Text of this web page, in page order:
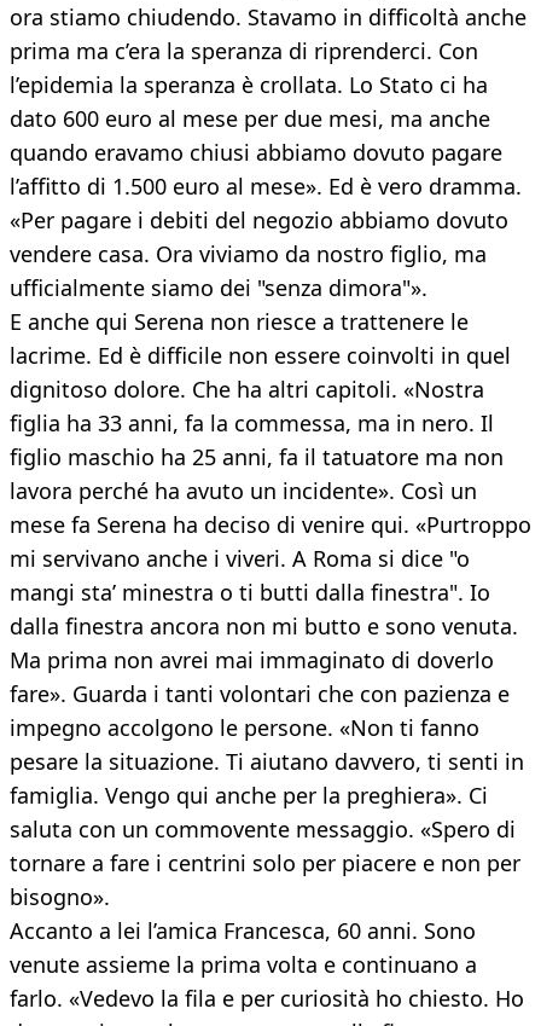
ora stiamo chiudendo. Stavamo in difficoltà anche
prima ma c’era la speranza di riprenderci. Con
l’epidemia la speranza è crollata. Lo Stato ci ha
dato 600 euro al mese per due mesi, ma anche
quando eravamo chiusi abbiamo dovuto pagare
l’affitto di 1.500 euro al mese». Ed è vero dramma.
«Per pagare i debiti del negozio abbiamo dovuto
vendere casa. Ora viviamo da nostro figlio, ma
ufficialmente siamo dei "senza dimora"».
E anche qui Serena non riesce a trattenere le
lacrime. Ed è difficile non essere coinvolti in quel
dignitoso dolore. Che ha altri capitoli. «Nostra
figlia ha 33 anni, fa la commessa, ma in nero. Il
figlio maschio ha 25 anni, fa il tatuatore ma non
lavora perché ha avuto un incidente». Così un
mese fa Serena ha deciso di venire qui. «Purtroppo
mi servivano anche i viveri. A Roma si dice "o
mangi sta’ minestra o ti butti dalla finestra". Io
dalla finestra ancora non mi butto e sono venuta.
Ma prima non avrei mai immaginato di doverlo
fare». Guarda i tanti volontari che con pazienza e
impegno accolgono le persone. «Non ti fanno
pesare la situazione. Ti aiutano davvero, ti senti in
famiglia. Vengo qui anche per la preghiera». Ci
saluta con un commovente messaggio. «Spero di
tornare a fare i centrini solo per piacere e non per
bisogno».
Accanto a lei l’amica Francesca, 60 anni. Sono
venute assieme la prima volta e continuano a
farlo. «Vedevo la fila e per curiosità ho chiesto. Ho